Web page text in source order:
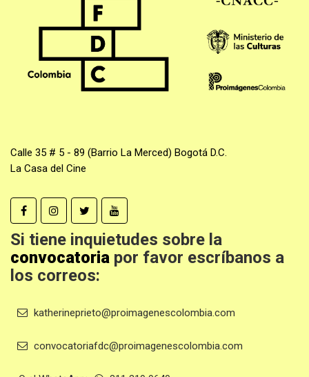
Calle 35 # 5 - 89 (Barrio La Merced) Bogotá D.C.
La Casa del Cine
Si tiene inquietudes sobre la
convocatoria por favor escríbanos a
los correos:
katherineprieto@proimagenescolombia.com
convocatoriafdc@proimagenescolombia.com